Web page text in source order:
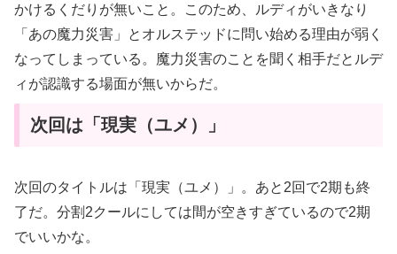
かけるくだりが無いこと。このため、ルディがいきなり
「あの魔力災害」とオルステッドに問い始める理由が弱く
なってしまっている。魔力災害のことを聞く相手だとルデ
ィが認識する場面が無いからだ。
次回は「現実（ユメ）」
次回のタイトルは「現実（ユメ）」。あと2回で2期も終
了だ。分割2クールにしては間が空きすぎているので2期
でいいかな。